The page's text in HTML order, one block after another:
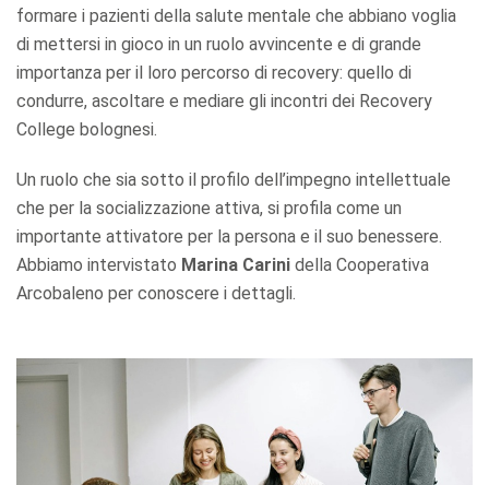
formare i pazienti della salute mentale che abbiano voglia
di mettersi in gioco in un ruolo avvincente e di grande
importanza per il loro percorso di recovery: quello di
condurre, ascoltare e mediare gli incontri dei Recovery
College bolognesi.
Un ruolo che sia sotto il profilo dell’impegno intellettuale
che per la socializzazione attiva, si profila come un
importante attivatore per la persona e il suo benessere.
Abbiamo intervistato Marina Carini della Cooperativa
Arcobaleno per conoscere i dettagli.